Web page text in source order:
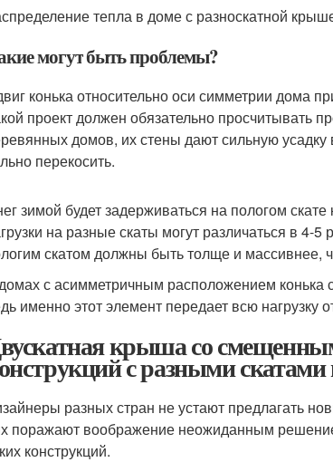
тепла в доме с разноскатной
могут быть проблемы?
конька относительно оси симметрии дома
проект должен обязательно просчитывать
домов, их стены дают сильную
перекосить.
зимой будет задерживаться на пологом
на разные скаты могут различаться в
скатом должны быть толще и массивнее,
с асимметричным расположением конька
именно этот элемент передает всю нагрузку
крыша со
с разными скатами
разных стран не устают предлагать
поражают воображение неожиданным
конструкций.